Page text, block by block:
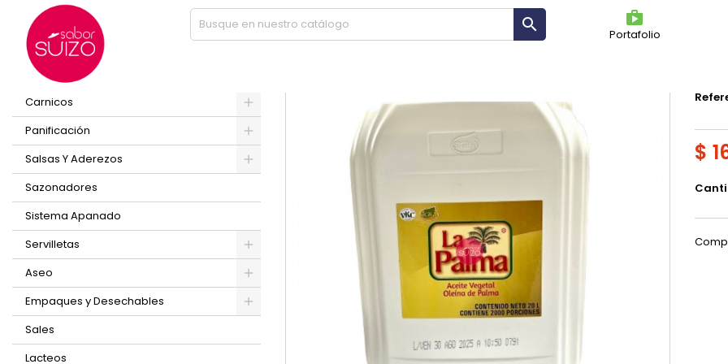

Portafolio
Inicio ACEITE LA PALMA 20 LTS
PRODUCTOS
Carnicos
Panificación
Salsas Y Aderezos
Sazonadores
Sistema Apanado
Servilletas
Aseo
Empaques y Desechables
Sales
Lacteos
$